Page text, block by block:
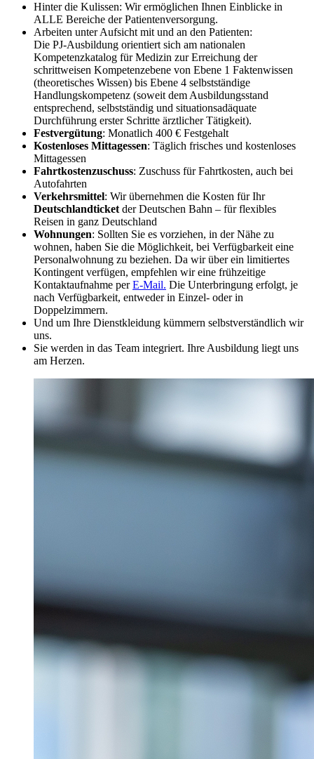
Hinter die Kulissen: Wir ermöglichen Ihnen Einblicke in
ALLE Bereiche der Patientenversorgung.
Arbeiten unter Aufsicht mit und an den Patienten:
Die PJ-Ausbildung orientiert sich am nationalen
Kompetenzkatalog für Medizin zur Erreichung der
schrittweisen Kompetenzebene von Ebene 1 Faktenwissen
(theoretisches Wissen) bis Ebene 4 selbstständige
Handlungskompetenz (soweit dem Ausbildungsstand
entsprechend, selbstständig und situationsadäquate
Durchführung erster Schritte ärztlicher Tätigkeit).
Festvergütung: Monatlich 400 € Festgehalt
Kostenloses Mittagessen: Täglich frisches und kostenloses
Mittagessen
Fahrtkostenzuschuss: Zuschuss für Fahrtkosten, auch bei
Autofahrten
Verkehrsmittel: Wir übernehmen die Kosten für Ihr
Deutschlandticketder Deutschen Bahn – für flexibles
Reisen in ganz Deutschland
Wohnungen: Sollten Sie es vorziehen, in der Nähe zu
wohnen, haben Sie die Möglichkeit, bei Verfügbarkeit eine
Personalwohnung zu beziehen. Da wir über ein limitiertes
Kontingent verfügen, empfehlen wir eine frühzeitige
Kontaktaufnahme perE-Mail. Die Unterbringung erfolgt, je
nach Verfügbarkeit, entweder in Einzel- oder in
Doppelzimmern.
Und um Ihre Dienstkleidung kümmern selbstverständlich wir
uns.
Sie werden in das Team integriert. Ihre Ausbildung liegt uns
am Herzen.